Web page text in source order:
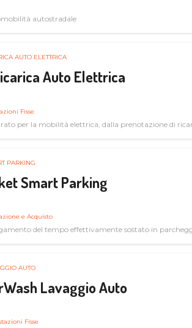
autostradale
AUTO ELETTRICA
Auto Elettrica
Fisse
per la mobilità elettrica, dalla prenotazione di
PARKING
Smart Parking
e Acquisto
del tempo effettivamente sostato in
AUTO
Lavaggio Auto
Fisse